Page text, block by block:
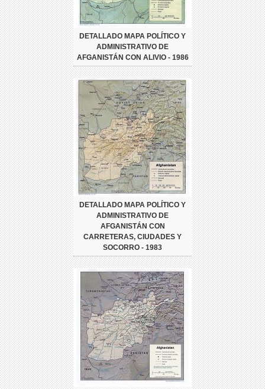
DETALLADO MAPA POLÍTICO Y
ADMINISTRATIVO DE
AFGANISTÁN CON ALIVIO - 1986
DETALLADO MAPA POLÍTICO Y
ADMINISTRATIVO DE
AFGANISTÁN CON
CARRETERAS, CIUDADES Y
SOCORRO - 1983